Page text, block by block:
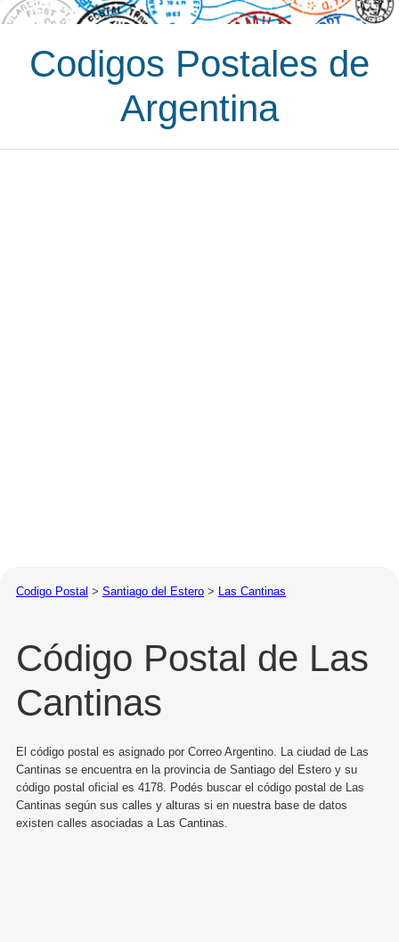
Codigos Postales de
Argentina
Codigo Postal > Santiago del Estero > Las Cantinas
Código Postal de Las
Cantinas
El código postal es asignado por Correo Argentino. La ciudad de Las
Cantinas se encuentra en la provincia de Santiago del Estero y su
código postal oficial es 4178. Podés buscar el código postal de Las
Cantinas según sus calles y alturas si en nuestra base de datos
existen calles asociadas a Las Cantinas.